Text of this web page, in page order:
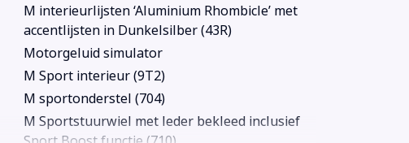
M interieurlijsten ‘Aluminium Rhombicle’ met
accentlijsten in Dunkelsilber (43R)
Motorgeluid simulator
M Sport interieur (9T2)
M sportonderstel (704)
M Sportstuurwiel met leder bekleed inclusief